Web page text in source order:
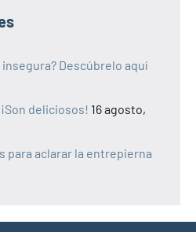
Descúbrelo aquí
deliciosos! 16 agosto,
para aclarar la entrepierna